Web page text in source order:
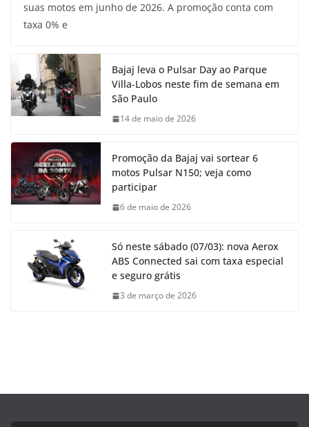
suas motos em junho de 2026. A promoção conta com
taxa 0% e
Bajaj leva o Pulsar Day ao Parque
Villa-Lobos neste fim de semana em
São Paulo
14 de maio de 2026
Promoção da Bajaj vai sortear 6
motos Pulsar N150; veja como
participar
6 de maio de 2026
Só neste sábado (07/03): nova Aerox
ABS Connected sai com taxa especial
e seguro grátis
3 de março de 2026